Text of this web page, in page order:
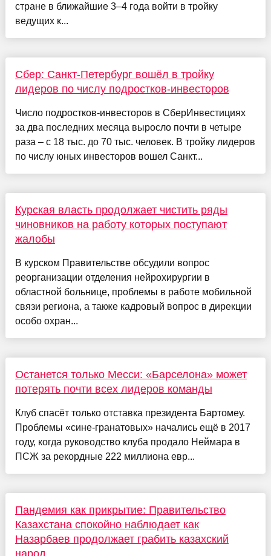
стране в ближайшие 3–4 года войти в тройку
ведущих к...
Сбер: Санкт-Петербург вошёл в тройку
лидеров по числу подростков-инвесторов
Число подростков-инвесторов в СберИнвестициях
за два последних месяца выросло почти в четыре
раза – с 18 тыс. до 70 тыс. человек. В тройку лидеров
по числу юных инвесторов вошел Санкт...
Курская власть продолжает чистить ряды
чиновников на работу которых поступают
жалобы
В курском Правительстве обсудили вопрос
реорганизации отделения нейрохирургии в
областной больнице, проблемы в работе мобильной
связи региона, а также кадровый вопрос в дирекции
особо охран...
Останется только Месси: «Барселона» может
потерять почти всех лидеров команды
Клуб спасёт только отставка президента Бартомеу.
Проблемы «сине-гранатовых» начались ещё в 2017
году, когда руководство клуба продало Неймара в
ПСЖ за рекордные 222 миллиона евр...
Пандемия как прикрытие: Правительство
Казахстана спокойно наблюдает как
Назарбаев продолжает грабить казахский
народ